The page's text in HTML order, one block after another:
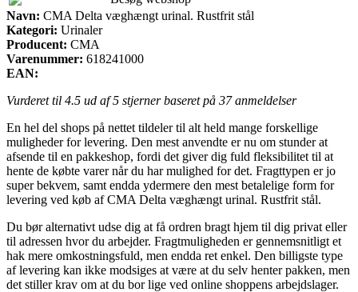
Navn: CMA Delta væghængt urinal. Rustfrit stål
Kategori: Urinaler
Producent: CMA
Varenummer: 618241000
EAN:
Vurderet til 4.5 ud af 5 stjerner baseret på 37anmeldelser
En hel del shops på nettet tildeler til alt held mange forskellige
muligheder for levering. Den mest anvendte er nu om stunder at
afsende til en pakkeshop, fordi det giver dig fuld fleksibilitet til at
hente de købte varer når du har mulighed for det. Fragttypen er jo
super bekvem, samt endda ydermere den mest betalelige form for
levering ved køb af CMA Delta væghængt urinal. Rustfrit stål.
Du bør alternativt udse dig at få ordren bragt hjem til dig privat eller
til adressen hvor du arbejder. Fragtmuligheden er gennemsnitligt et
hak mere omkostningsfuld, men endda ret enkel. Den billigste type
af levering kan ikke modsiges at være at du selv henter pakken, men
det stiller krav om at du bor lige ved online shoppens arbejdslager.